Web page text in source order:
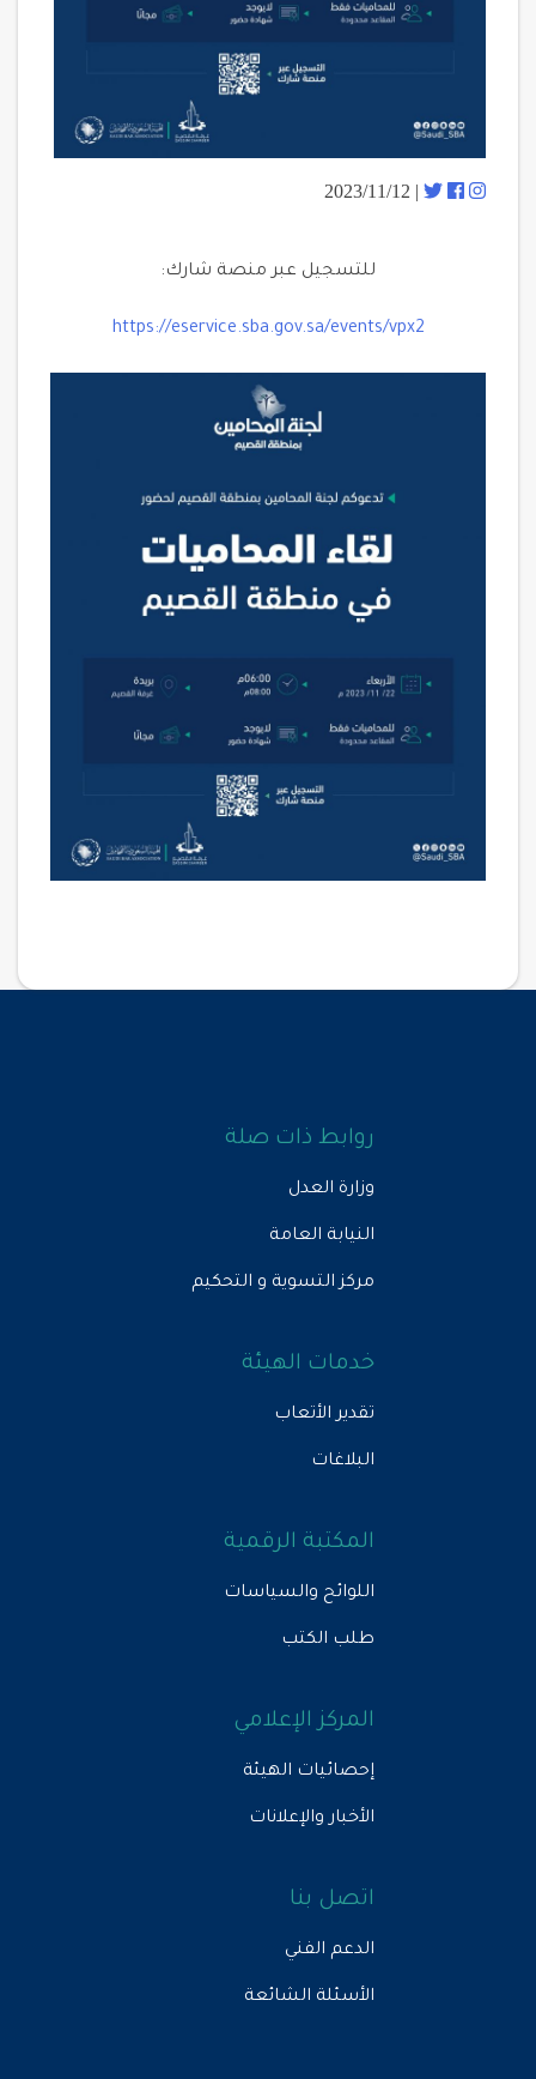
| 2023/11/12
للتسجيل عبر منصة شارك:
https://eservice.sba.gov.sa/events/vpx2
روابط ذات صلة
وزارة العدل
النيابة العامة
مركز التسوية و التحكيم
خدمات الهيئة
تقدير الأتعاب
البلاغات
المكتبة الرقمية
اللوائح والسياسات
طلب الكتب
المركز الإعلامي
إحصائيات الهيئة
الأخبار والإعلانات
اتصل بنا
الدعم الفني
الأسئلة الشائعة